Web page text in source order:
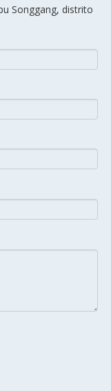
Songgang, distrito